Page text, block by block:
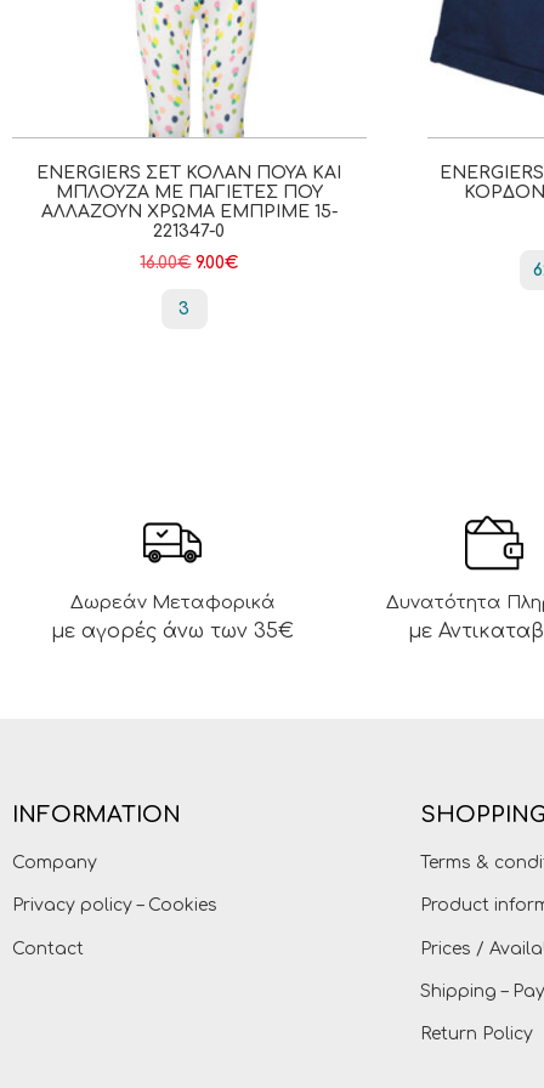
ENERGIERS ΣΕΤ ΚΟΛΆΝ ΠΟΥΆ ΚΑΙ
ΜΠΛΟΎΖΑ ΜΕ ΠΑΓΙΈΤΕΣ ΠΟΥ
ΑΛΛΆΖΟΥΝ ΧΡΏΜΑ ΕΜΠΡΙΜΕ 15-
221347-0
16.00€ 9.00€
3
Δωρεάν Μεταφορικά
με αγορές άνω των 35€
Δυνατότητα
με
INFORMATION
Company
Privacy policy – Cookies
Contact
Terms &
Product
Prices /
Shipping –
Return Policy